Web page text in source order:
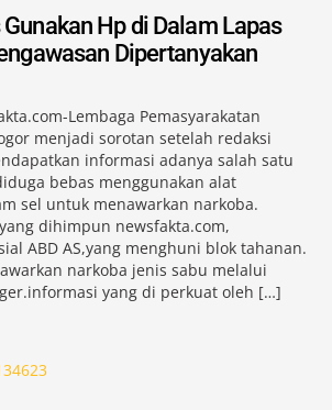
Hp di Dalam Lapas
Dipertanyakan
Lembaga Pemasyarakatan
menjadi sorotan setelah redaksi
informasi adanya salah satu
bebas menggunakan alat
sel untuk menawarkan narkoba.
dihimpun newsfakta.com,
ABD AS,yang menghuni blok tahanan.
narkoba jenis sabu melalui
yang di perkuat oleh […]